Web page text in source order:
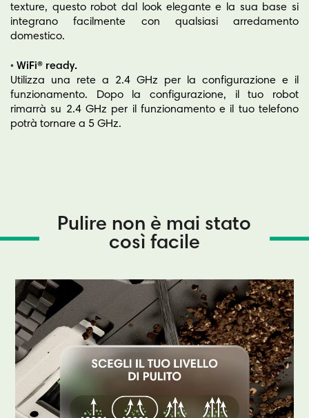
texture, questo robot dal look elegante e la sua base si
integrano facilmente con qualsiasi arredamento
domestico.
• WiFi® ready.
Utilizza una rete a 2.4 GHz per la configurazione e il
funzionamento. Dopo la configurazione, il tuo robot
rimarrà su 2.4 GHz per il funzionamento e il tuo telefono
potrà tornare a 5 GHz.
Pulire non è mai stato
così facile